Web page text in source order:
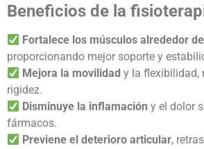
Beneficios de la
Fortalece los músculos alrededor
proporcionando mejor soporte y
Mejora la movilidad y la flexibilidad,
rigidez.
Disminuye la inflamación y el dolor
fármacos.
Previene el deterioro articular,